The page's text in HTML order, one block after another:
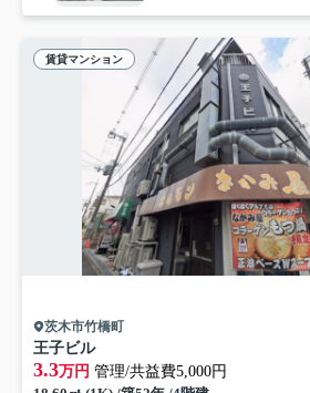
賃貸マンション
茨木市竹橋町
王子ビル
3.3万円 管理/共益費5,000円